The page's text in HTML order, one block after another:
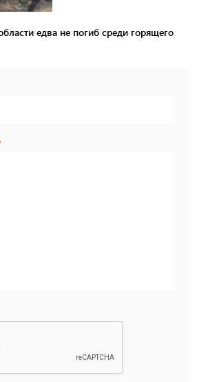
едва не погиб среди горящего